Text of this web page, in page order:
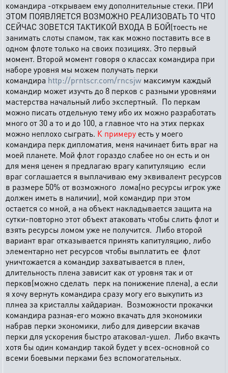
командира -открываем ему дополнительные стеки. ПРИ
ЭТОМ ПОЯВЛЯЕТСЯ ВОЗМОЖНО РЕАЛИЗОВАТЬ ТО ЧТО
СЕЙЧАС ЗОВЕТСЯ ТАКТИКОЙ ВХОДА В БОЙ(тоесть не
занимать слоты спамом, так как можно поставить все в
одном флоте только на своих позициях. Это первый
момент. Второй момент говоря о классах командира при
наборе уровня мы можем получать перки
командира http://prntscr.com/rncsjw максимум каждый
командир может изучть до 8 перков с разными уровнями
мастерства начальный либо экспертный. По перкам
можно писать отдельную тему ибо их можно разработать
много от 30 а то и до 100, а главное что на этих перках
можно неплохо сыграть. К примеру есть у моего
командира перк дипломатия, меня начинает бить враг на
моей планете. Мой флот гораздо слабее но он есть и он
для меня ценен я предлагаю врагу капитуляцию если
враг соглашается я выплачиваю ему эквивалент ресурсов
в размере 50% от возможного лома(но ресурсы игрок уже
должен иметь в наличии), мой командир при этом
остается со мной, а на объект накладывается защита на
сутки-повторно этот объект атаковать чтобы слить флот и
взять ресурсы ломом уже не получится. Либо второй
вариант враг отказывается принять капитуляцию, либо
элементарно нет ресурсов чтобы выплатить ее флот
уничтожается а командир захватывается в плен,
длительность плена зависит как от уровня так и от
перков(можно сделать перк на понижение плена), а если
я хочу вернуть командира сразу могу его выкупить из
плнеа за кристаллы хайдариан. Возможности прокачки
командира разная-его можно вкачать для экономики
набрав перки экономики, либо для диверсии вкачав
перки для ускорения быстро атаковал-ушел. Либо вкачть
хотя бы один командир такой будет у всех-основной со
всеми боевыми перками без вспомогательных.